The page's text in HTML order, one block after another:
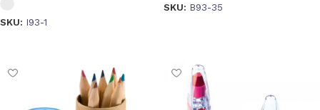
SKU: I93-1
SKU: B93-35